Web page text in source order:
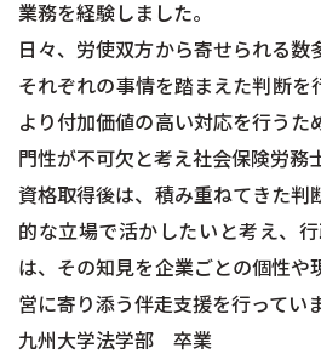
業務を経験しました。
日々、労使双方から寄せられる数
それぞれの事情を踏まえた判断を
より付加価値の高い対応を行うた
門性が不可欠と考え社会保険労務
資格取得後は、積み重ねてきた判
的な立場で活かしたいと考え、
は、その知見を企業ごとの個性や
営に寄り添う伴走支援を行っていま
九州大学法学部 卒業